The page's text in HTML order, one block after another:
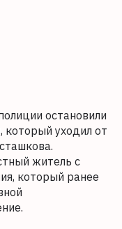
остановили
уходил от
житель с
который ранее